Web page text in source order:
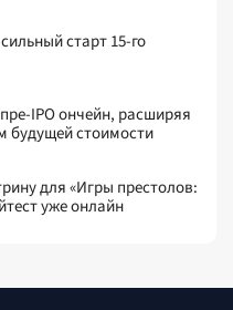
старт 15-го
IPO ончейн, расширяя
будущей стоимости
для «Игры престолов:
уже онлайн